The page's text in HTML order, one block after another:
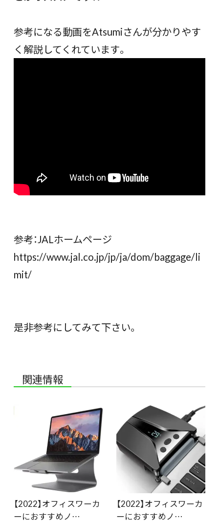
参考になる動画をAtsumiさんが分かりやす
く解説してくれています。
参考：JALホームページ
https://www.jal.co.jp/jp/ja/dom/baggage/li
mit/
是非参考にしてみて下さい。
関連情報
【2022】オフィスワーカ
ーにおすすめノ…
【2022】オフィスワーカ
ーにおすすめノ…